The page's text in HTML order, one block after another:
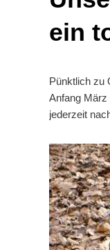
ein
Pünktlich zu
Anfang März
jederzeit